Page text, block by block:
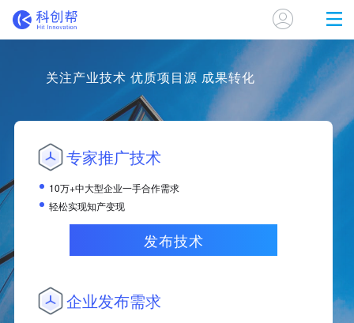
关注产业技术 优质项目源 成果转化
专家推广技术
10万+中大型企业一手合作需求
轻松实现知产变现
发布技术
企业发布需求